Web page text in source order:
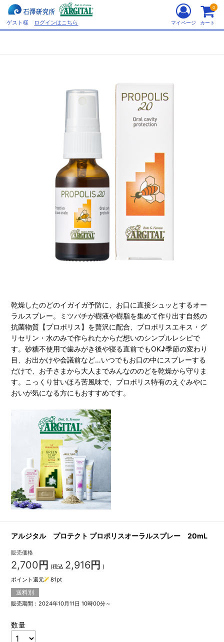
ゲスト様 ログインはこちら マイページ カート
0
乾燥したのどのイガイガ予防に、お口に直接シュッとするオー
ラルスプレー。ミツバチが樹液や樹脂を集めて作り出す自然の
抗菌物質【プロポリス】を贅沢に配合、プロポリスエキス・グ
リセリン・水のみで作られたからだ想いのシンプルレシピで
す。砂糖不使用で歯みがき後や寝る直前でもOK♪季節の変わり
目、お出かけや会議前など…いつでもお口の中にスプレーする
だけで、お子さまから大人までみんなののどを乾燥から守りま
す。こっくり甘いほろ苦風味で、プロポリス特有のえぐみやに
おいが気になる方にもおすすめです。
アルジタル プロテクト プロポリスオーラルスプレー 20mL
販売価格
2,700 円 (税込 2,916円 )
ポイント還元
81pt
送料別
販売期間：2024年10月11日 10時00分～
数量